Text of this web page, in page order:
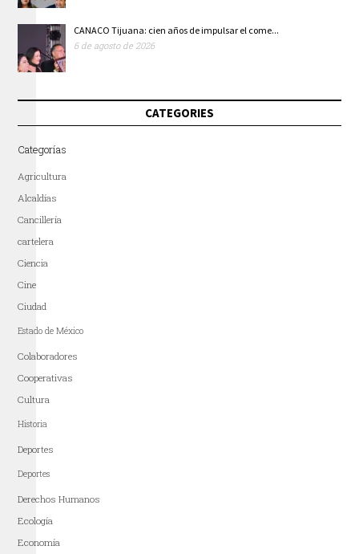
CANACO Tijuana: cien años de impulsar el come...
6 de agosto de 2026
CATEGORIES
Categorías
Agricultura
Alcaldías
Cancillería
cartelera
Ciencia
Cine
Ciudad
Estado de México
Colaboradores
Cooperativas
Cultura
Historia
Deportes
Deportes
Derechos Humanos
Ecología
Economía